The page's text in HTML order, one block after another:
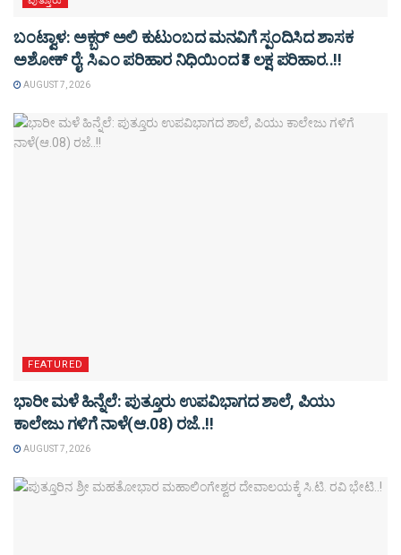
ಬಂಟ್ವಾಳ: ಅಕ್ಬರ್ ಅಲಿ ಕುಟುಂಬದ ಮನವಿಗೆ ಸ್ಪಂದಿಸಿದ ಶಾಸಕ
ಅಶೋಕ್ ರೈ: ಸಿಎಂ ಪರಿಹಾರ ನಿಧಿಯಿಂದ ₹3 ಲಕ್ಷ ಪರಿಹಾರ..!!
AUGUST 7, 2026
FEATURED
ಭಾರೀ ಮಳೆ ಹಿನ್ನೆಲೆ: ಪುತ್ತೂರು ಉಪವಿಭಾಗದ ಶಾಲೆ, ಪಿಯು
ಕಾಲೇಜು ಗಳಿಗೆ ನಾಳೆ(ಆ.08) ರಜೆ..!!
AUGUST 7, 2026